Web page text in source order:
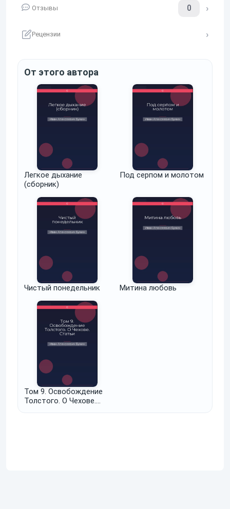
Отзывы 0
Рецензии
От этого автора
Легкое дыхание
(сборник)
Под серпом и молотом
Чистый понедельник Митина любовь
Том 9. Освобождение
Толстого. О Чехове.